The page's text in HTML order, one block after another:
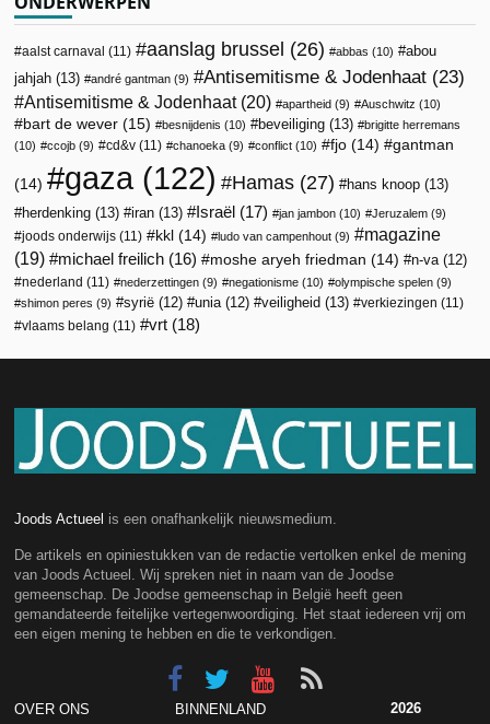
aalst carnaval (11) aanslag brussel (26) abbas (10)
abou
jahjah (13) andré gantman (9) Antisemitisme & Jodenhaat (23)
Antisemitisme & Jodenhaat(20) apartheid (9) Auschwitz (10)
bart de wever (15) besnijdenis (10) beveiliging (13)
brigitte herremans
(10)
ccojb (9) cd&v (11) chanoeka (9) conflict (10) fjo (14) gantman
(14) gaza (122) Hamas (27) hans knoop (13)
herdenking (13) iran (13) Israël (17) jan jambon (10) Jeruzalem (9)
joods onderwijs (11) kkl (14) ludo van campenhout (9)
magazine
(19)
michael freilich (16) moshe aryeh friedman (14) n-va (12)
nederland (11) nederzettingen (9) negationisme (10) olympische spelen (9)
shimon peres (9) syrië (12) unia (12) veiligheid (13) verkiezingen (11)
vlaams belang (11) vrt (18)
Joods Actueel is een onafhankelijk nieuwsmedium.
De artikels en opiniestukken van de redactie vertolken enkel de mening
van Joods Actueel. Wij spreken niet in naam van de Joodse
gemeenschap. De Joodse gemeenschap in België heeft geen
gemandateerde feitelijke vertegenwoordiging. Het staat iedereen vrij om
een eigen mening te hebben en die te verkondigen.
OVER ONS
BINNENLAND
2026